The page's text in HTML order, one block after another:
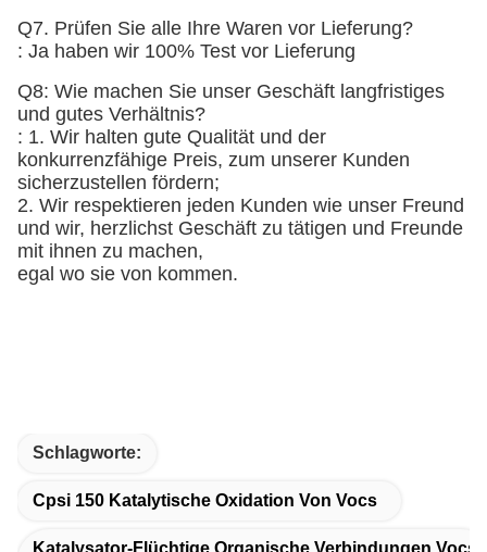
Q7. Prüfen Sie alle Ihre Waren vor Lieferung?
: Ja haben wir 100% Test vor Lieferung
Q8: Wie machen Sie unser Geschäft langfristiges
und gutes Verhältnis?
: 1. Wir halten gute Qualität und der
konkurrenzfähige Preis, zum unserer Kunden
sicherzustellen fördern;
2. Wir respektieren jeden Kunden wie unser Freund
und wir, herzlichst Geschäft zu tätigen und Freunde
mit ihnen zu machen,
egal wo sie von kommen.
Schlagworte:
Cpsi 150 Katalytische Oxidation Von Vocs
Katalysator-Flüchtige Organische Verbindungen Vocs